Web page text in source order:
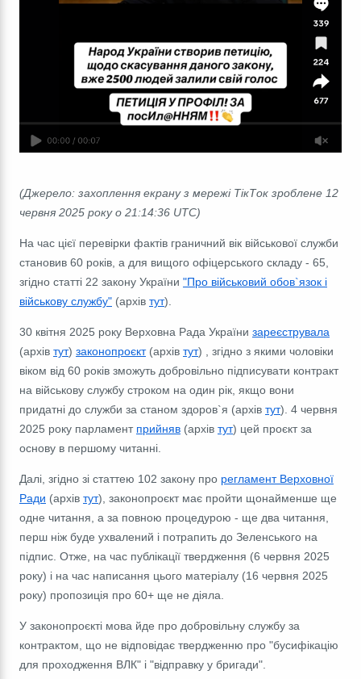
(Джерело: захоплення екрану з мережі ТікТок зроблене 12
червня 2025 року о 21:14:36 UTC)
На час цієї перевірки фактів граничний вік військової служби
становив 60 років, а для вищого офіцерського складу - 65,
згідно статті 22 закону України "Про військовий обов`язок і
військову службу" (архів тут).
30 квітня 2025 року Верховна Рада України зареєструвала
(архів тут) законопроєкт(архів тут) , згідно з якими чоловіки
віком від 60 років зможуть добровільно підписувати контракт
на військову службу строком на один рік, якщо вони
придатні до служби за станом здоров`я (архів тут). 4 червня
2025 року парламент прийняв (архів тут) цей проєкт за
основу в першому читанні.
Далі, згідно зі статтею 102 закону про регламент Верховної
Ради (архів тут), законопроєкт має пройти щонайменше ще
одне читання, а за повною процедурою - ще два читання,
перш ніж буде ухвалений і потрапить до Зеленського на
підпис. Отже, на час публікації твердження (6 червня 2025
року) і на час написання цього матеріалу (16 червня 2025
року) пропозиція про 60+ ще не діяла.
У законопроєкті мова йде про добровільну службу за
контрактом, що не відповідає твердженню про "бусифікацію
для проходження ВЛК" і "відправку у бригади".